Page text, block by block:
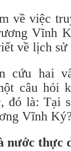
về việc
Vĩnh
về lịch sử
cứu hai
câu hỏi
đó là: Tại
Vĩnh
nước thực